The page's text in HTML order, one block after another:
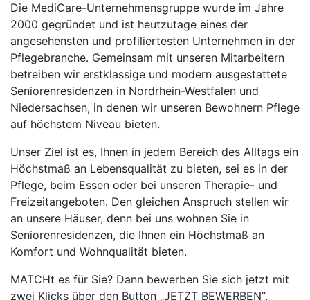
Die MediCare-Unternehmensgruppe wurde im Jahre
2000 gegründet und ist heutzutage eines der
angesehensten und profiliertesten Unternehmen in der
Pflegebranche. Gemeinsam mit unseren Mitarbeitern
betreiben wir erstklassige und modern ausgestattete
Seniorenresidenzen in Nordrhein-Westfalen und
Niedersachsen, in denen wir unseren Bewohnern Pflege
auf höchstem Niveau bieten.
Unser Ziel ist es, Ihnen in jedem Bereich des Alltags ein
Höchstmaß an Lebensqualität zu bieten, sei es in der
Pflege, beim Essen oder bei unseren Therapie- und
Freizeitangeboten. Den gleichen Anspruch stellen wir
an unsere Häuser, denn bei uns wohnen Sie in
Seniorenresidenzen, die Ihnen ein Höchstmaß an
Komfort und Wohnqualität bieten.
MATCHt es für Sie? Dann bewerben Sie sich jetzt mit
zwei Klicks über den Button „JETZT BEWERBEN“.